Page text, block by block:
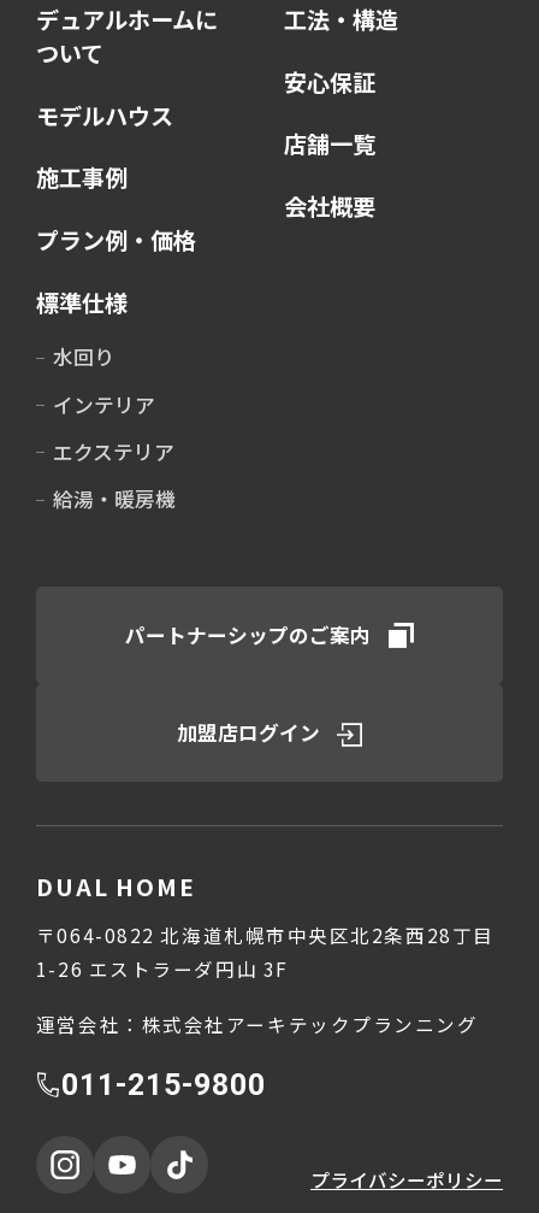
デュアルホームに
ついて
モデルハウス
施工事例
プラン例・価格
標準仕様
水回り
インテリア
エクステリア
給湯・暖房機
工法・構造
安心保証
店舗一覧
会社概要
パートナーシップのご案内
加盟店ログイン
DUAL HOME
〒064-0822 北海道札幌市中央区北2条西28丁目
1-26 エストラーダ円山 3F
運営会社：株式会社アーキテックプランニング
011-215-9800
プライバシーポリシー